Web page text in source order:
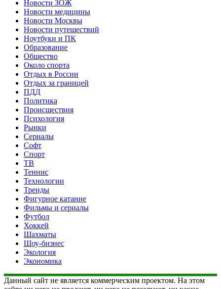
Новости ЗОЖ
Новости медицины
Новости Москвы
Новости путешествий
Ноутбуки и ПК
Образование
Общество
Около спорта
Отдых в России
Отдых за границей
ПДД
Политика
Происшествия
Психология
Рынки
Сериалы
Софт
Спорт
ТВ
Теннис
Технологии
Тренды
Фигурное катание
Фильмы и сериалы
Футбол
Хоккей
Шахматы
Шоу-бизнес
Экология
Экономика
Данный сайт не является коммерческим проектом. На этом